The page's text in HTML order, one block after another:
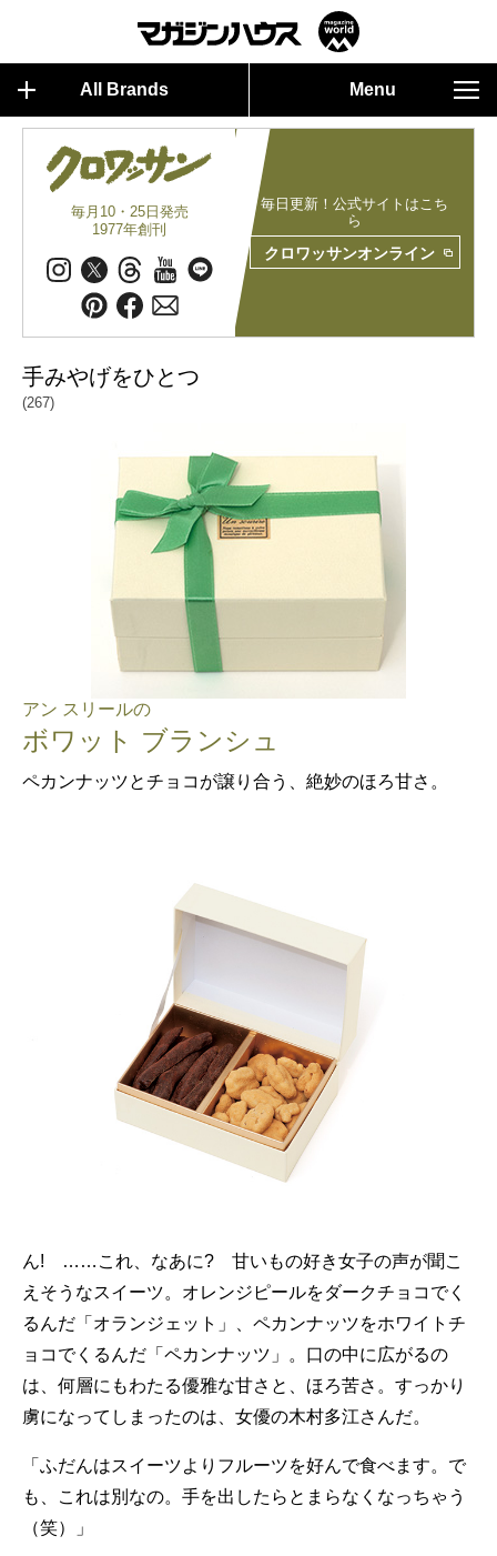
All Brands Menu
毎月10・25日発売
1977年創刊
毎日更新！公式サイトはこち
ら
クロワッサンオンライン
手みやげをひとつ
(267)
アン スリールの
ボワット ブランシュ
ペカンナッツとチョコが譲り合う、絶妙のほろ甘さ。
ん! ……これ、なあに? 甘いもの好き女子の声が聞こ
えそうなスイーツ。オレンジピールをダークチョコでく
るんだ「オランジェット」、ペカンナッツをホワイトチ
ョコでくるんだ「ペカンナッツ」。口の中に広がるの
は、何層にもわたる優雅な甘さと、ほろ苦さ。すっかり
虜になってしまったのは、女優の木村多江さんだ。
「ふだんはスイーツよりフルーツを好んで食べます。で
も、これは別なの。手を出したらとまらなくなっちゃう
（笑）」